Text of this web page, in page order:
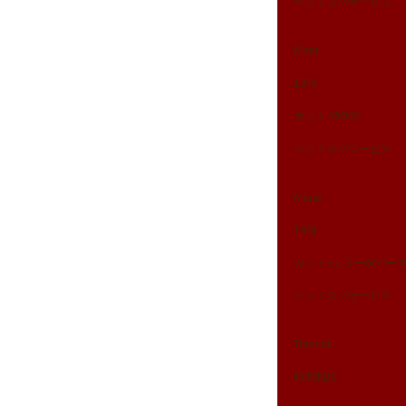
Mami
13時
カット ¥5000
ヘッドスパサービス
Marie
16時
カット+カラーorパー
ヘッドスパサービス
Tomomi
時間相談